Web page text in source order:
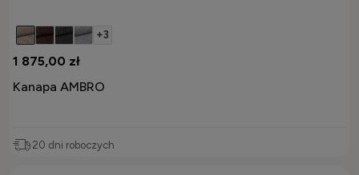
+3
1 875,00 zł
Kanapa AMBRO
20 dni roboczych